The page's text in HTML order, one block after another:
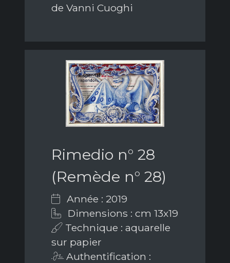
de Vanni Cuoghi
Rimedio n° 28
(Remède n° 28)
Année : 2019
Dimensions : cm 13x19
Technique : aquarelle
sur papier
Authentification :